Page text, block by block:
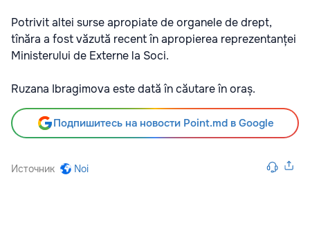
Potrivit altei surse apropiate de organele de drept,
tînăra a fost văzută recent în apropierea reprezentanței
Ministerului de Externe la Soci.
Ruzana Ibragimova este dată în căutare în oraș.
Подпишитесь на новости Point.md в Google
Источник Noi